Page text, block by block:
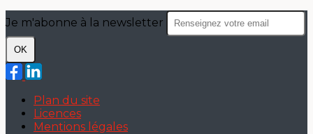
Je m'abonne à la newsletter
OK
Plan du site
Licences
Mentions légales